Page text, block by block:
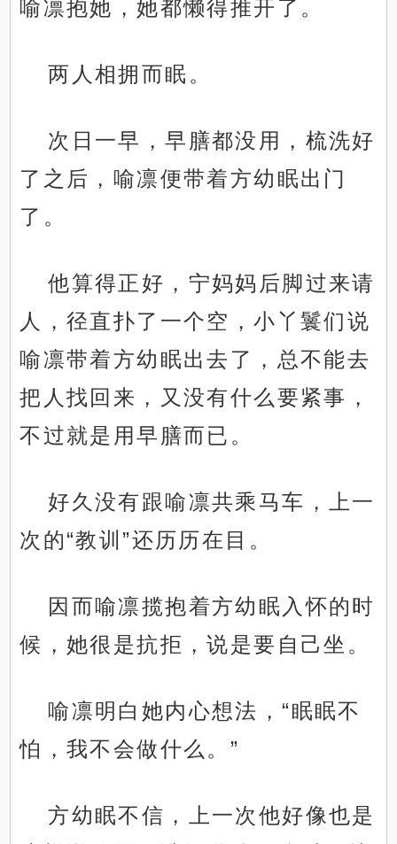
喻凛抱她，她都懒得推开了。
两人相拥而眠。
次日一早，早膳都没用，梳洗好
了之后，喻凛便带着方幼眠出门
了。
他算得正好，宁妈妈后脚过来请
人，径直扑了一个空，小丫鬟们说
喻凛带着方幼眠出去了，总不能去
把人找回来，又没有什么要紧事，
不过就是用早膳而已。
好久没有跟喻凛共乘马车，上一
次的“教训”还历历在目。
因而喻凛揽抱着方幼眠入怀的时
候，她很是抗拒，说是要自己坐。
喻凛明白她内心想法，“眠眠不
怕，我不会做什么。”
方幼眠不信，上一次他好像也是